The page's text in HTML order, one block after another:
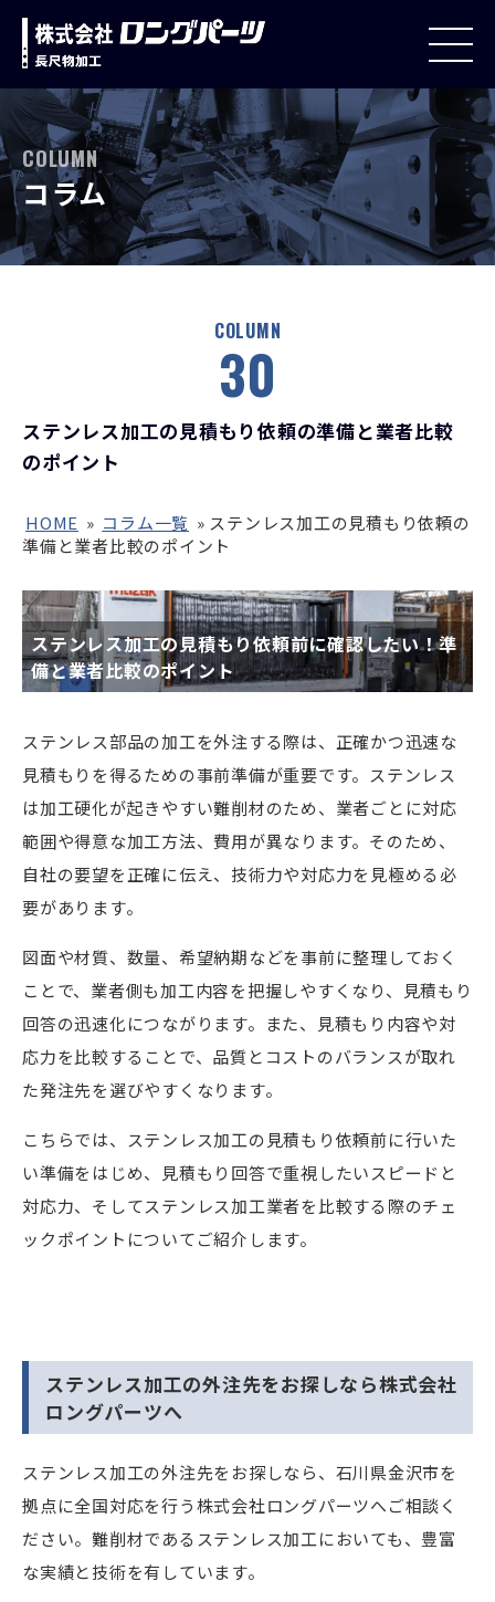
COLUMN
コラム
COLUMN
30
ステンレス加工の見積もり依頼の準備と業者比較
のポイント
HOME » コラム一覧 » ステンレス加工の見積もり依頼の
準備と業者比較のポイント
ステンレス加工の見積もり依頼前に確認したい！準
備と業者比較のポイント
ステンレス部品の加工を外注する際は、正確かつ迅速な
見積もりを得るための事前準備が重要です。ステンレス
は加工硬化が起きやすい難削材のため、業者ごとに対応
範囲や得意な加工方法、費用が異なります。そのため、
自社の要望を正確に伝え、技術力や対応力を見極める必
要があります。
図面や材質、数量、希望納期などを事前に整理しておく
ことで、業者側も加工内容を把握しやすくなり、見積もり
回答の迅速化につながります。また、見積もり内容や対
応力を比較することで、品質とコストのバランスが取れ
た発注先を選びやすくなります。
こちらでは、ステンレス加工の見積もり依頼前に行いた
い準備をはじめ、見積もり回答で重視したいスピードと
対応力、そしてステンレス加工業者を比較する際のチェ
ックポイントについてご紹介します。
ステンレス加工の外注先をお探しなら株式会社
ロングパーツへ
ステンレス加工の外注先をお探しなら、石川県金沢市を
拠点に全国対応を行う株式会社ロングパーツへご相談く
ださい。難削材であるステンレス加工においても、豊富
な実績と技術を有しています。